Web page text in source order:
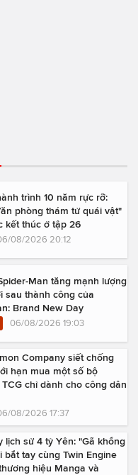
trình 10 năm rực rỡ:
phòng thám tử quái vật"
kết thúc ở tập 26
08/2026 20:12
Man tăng mạnh lượng
sau thành công của
Brand New Day
06/08/2026 19:03
Company siết chống
hạn mua một số bộ
chỉ dành cho công dân
08/2026 17:37
lịch sử 4 tỷ Yên: "Gã khổng
bắt tay cùng Twin Engine
hiệu Manga và